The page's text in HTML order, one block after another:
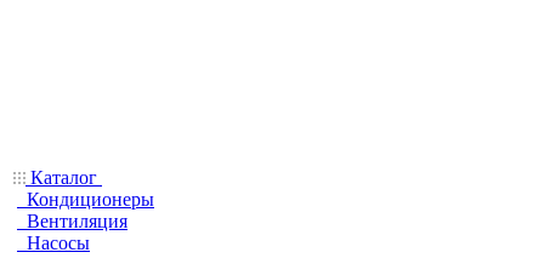
Каталог
Кондиционеры
Вентиляция
Насосы